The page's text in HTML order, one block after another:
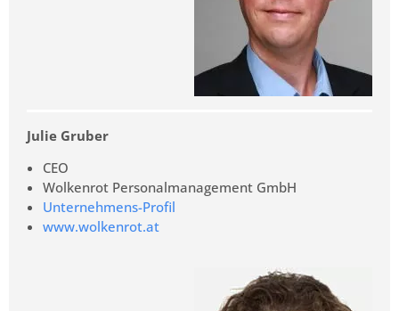
Julie Gruber
CEO
Wolkenrot Personalmanagement GmbH
Unternehmens-Profil
www.wolkenrot.at